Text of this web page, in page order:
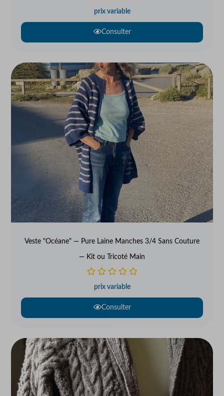
prix variable
Consulter
Veste "Océane" — Pure Laine Manches 3/4 Sans Couture
— Kit ou Tricoté Main
prix variable
Consulter